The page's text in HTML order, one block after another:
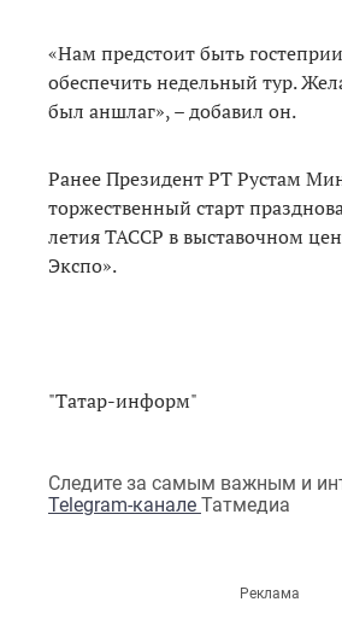
«Нам предстоит быть
обеспечить недельный тур.
был аншлаг», – добавил он.
Ранее Президент РТ Рустам
торжественный старт
летия ТАССР в выставочном
Экспо».
"Татар-информ"
Следите за самым важным и
Telegram-канале Татмедиа
Реклама